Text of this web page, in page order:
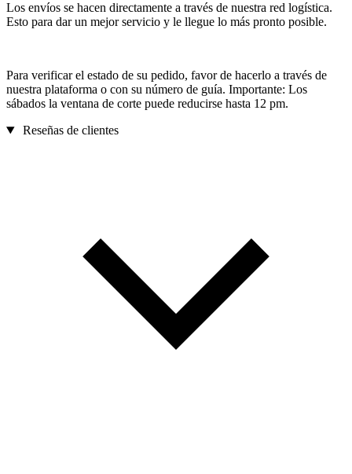
Los envíos se hacen directamente a través de nuestra red logística.
Esto para dar un mejor servicio y le llegue lo más pronto posible.
Para verificar el estado de su pedido, favor de hacerlo a través de
nuestra plataforma o con su número de guía. Importante: Los
sábados la ventana de corte puede reducirse hasta 12 pm.
Reseñas de clientes